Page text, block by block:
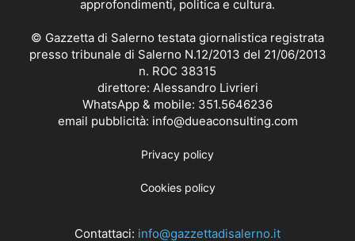
approfondimenti, politica e cultura.
© Gazzetta di Salerno testata giornalistica registrata
presso tribunale di Salerno N.12/2013 del 21/06/2013
n. ROC 38315
direttore: Alessandro Livrieri
WhatsApp & mobile: 351.5646236
email pubblicità: info@dueaconsulting.com
Privacy policy
Cookies policy
Contattaci: info@gazzettadisalerno.it